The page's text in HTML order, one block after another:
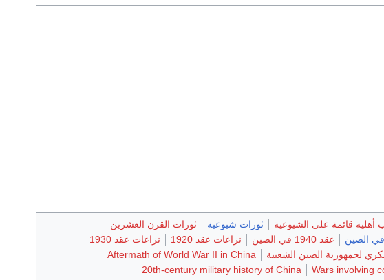
أهلية قائمة على الشيوعية ثورات شيوعية
ثورات القرن العشرين
عقد 1940 في الصين نزاعات عقد 1920
نزاعات عقد 1930
لجمهورية الصين الشعبية
Aftermath of World War II in China
Wars involving
20th-century military history of China